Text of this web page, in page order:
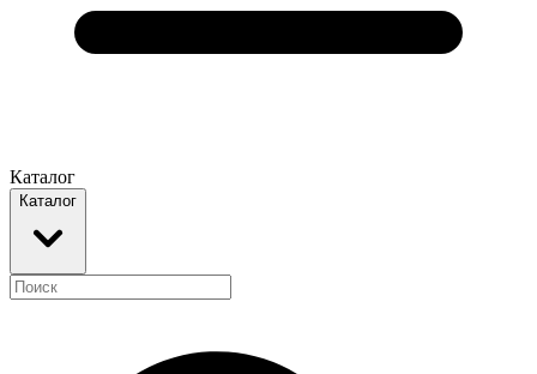
Каталог
Каталог